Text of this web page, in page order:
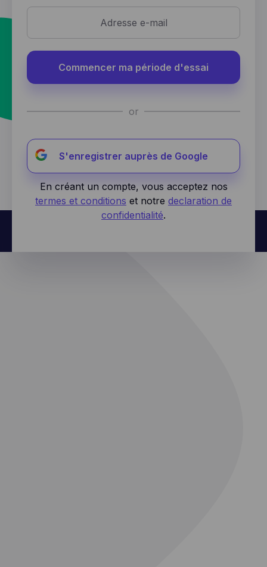
Commencer ma période d'essai
or
S'enregistrer auprès de Google
En créant un compte, vous acceptez nos
termes et conditions et notre declaration de
confidentialité.